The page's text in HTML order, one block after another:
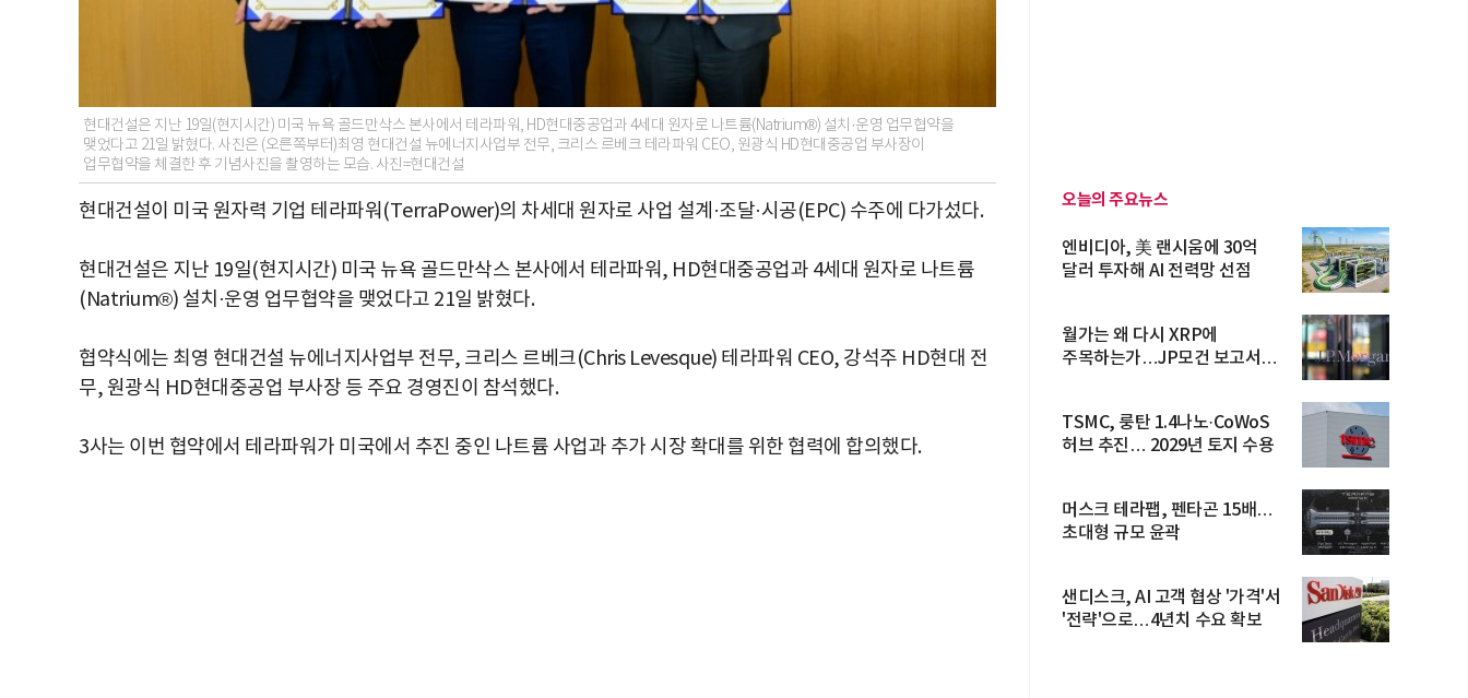
현대건설은 지난 19일(현지시간) 미국 뉴욕 골드만삭스 본사에서 테라파워, HD현대중공업과 4세대 원자로 나트륨(Natrium®) 설치·운영 업무협약을
맺었다고 21일 밝혔다. 사진은 (오른쪽부터)최영 현대건설 뉴에너지사업부 전무, 크리스 르베크 테라파워 CEO, 원광식 HD현대중공업 부사장이
업무협약을 체결한 후 기념사진을 촬영하는 모습. 사진=현대건설
현대건설이 미국 원자력 기업 테라파워(TerraPower)의 차세대 원자로 사업 설계·조달·시공(EPC) 수주에 다가섰다.
현대건설은 지난 19일(현지시간) 미국 뉴욕 골드만삭스 본사에서 테라파워, HD현대중공업과 4세대 원자로 나트륨
(Natrium®) 설치·운영 업무협약을 맺었다고 21일 밝혔다.
협약식에는 최영 현대건설 뉴에너지사업부 전무, 크리스 르베크(Chris Levesque) 테라파워 CEO, 강석주 HD현대 전
무, 원광식 HD현대중공업 부사장 등 주요 경영진이 참석했다.
3사는 이번 협약에서 테라파워가 미국에서 추진 중인 나트륨 사업과 추가 시장 확대를 위한 협력에 합의했다.
오늘의 주요뉴스
엔비디아, 美 랜시움에 30억
달러 투자해 AI 전력망 선점
월가는 왜 다시 XRP에
주목하는가…JP모건 보고서
TSMC, 룽탄 1.4나노·CoWoS
허브 추진… 2029년 토지 수용
머스크 테라팹, 펜타곤 15배…
초대형 규모 윤곽
샌디스크, AI 고객 협상 '가격'서
'전략'으로…4년치 수요 확보